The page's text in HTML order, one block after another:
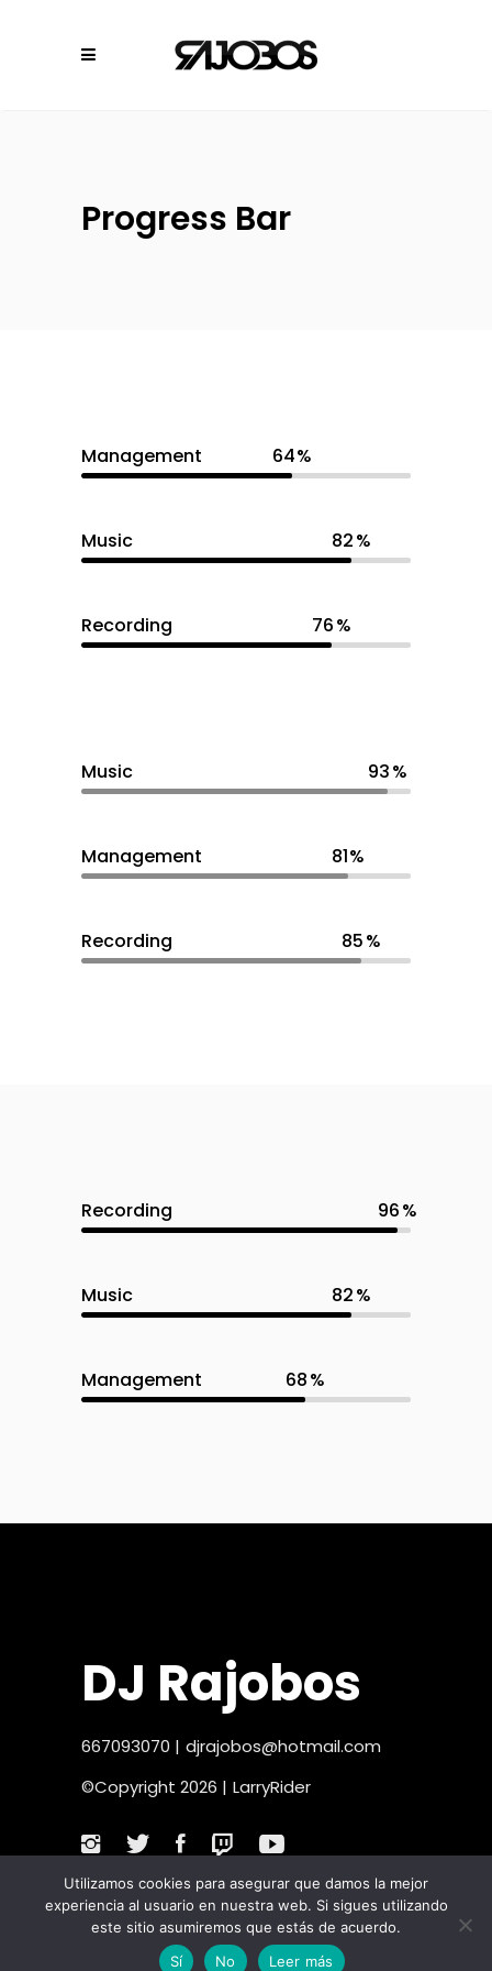
Progress Bar
Management 64
Music 82
Recording 76
Music 93
Management 81
Recording 85
Recording 96
Music 82
Management 68
DJ Rajobos
667093070 | djrajobos@hotmail.com
©Copyright 2026 | LarryRider
Utilizamos cookies para asegurar que damos la mejor
experiencia al usuario en nuestra web. Si sigues utilizando
este sitio asumiremos que estás de acuerdo.
Sí
No Leer más